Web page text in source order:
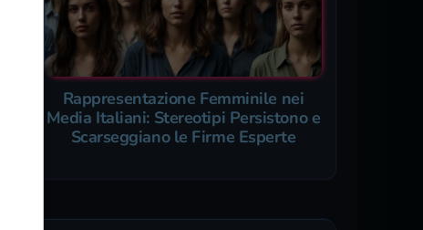
Rappresentazione Femminile nei
Media Italiani: Stereotipi Persistono e
Scarseggiano le Firme Esperte